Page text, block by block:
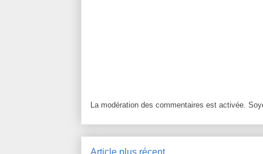
La modération des commentaires est activée.
Article plus récent